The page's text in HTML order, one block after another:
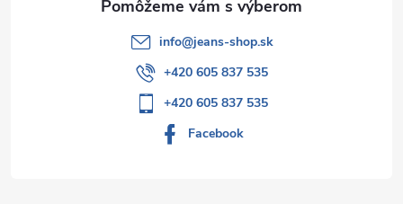
info@jeans-shop.sk
+420 605 837 535
+420 605 837 535
Facebook